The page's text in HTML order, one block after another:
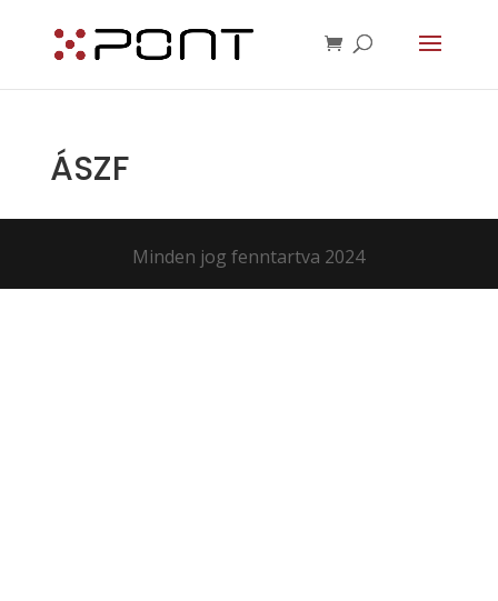
ÁSZF
Minden jog fenntartva 2024